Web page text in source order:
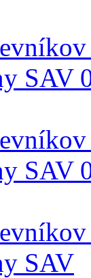
SAV
SAV
SAV